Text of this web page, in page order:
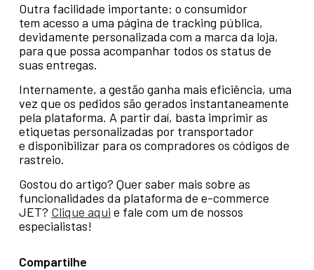
Outra facilidade importante: o consumidor
tem acesso a uma página de tracking pública,
devidamente personalizada com a marca da loja,
para que possa acompanhar todos os status de
suas entregas.
Internamente, a gestão ganha mais eficiência, uma
vez que os pedidos são gerados instantaneamente
pela plataforma. A partir daí, basta imprimir as
etiquetas personalizadas por transportador
e disponibilizar para os compradores os códigos de
rastreio.
Gostou do artigo? Quer saber mais sobre as
funcionalidades da plataforma de e-commerce
JET? Clique aqui e fale com um de nossos
especialistas!
Compartilhe